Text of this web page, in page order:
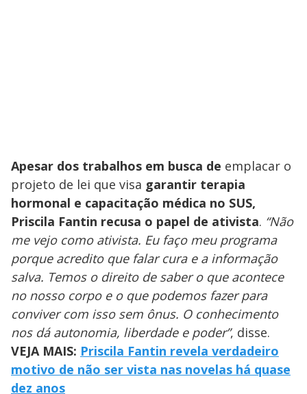
Apesar dos trabalhos em busca de emplacar o
projeto de lei que visa garantir terapia
hormonal e capacitação médica no SUS,
Priscila Fantin recusa o papel de ativista. “Não
me vejo como ativista. Eu faço meu programa
porque acredito que falar cura e a informação
salva. Temos o direito de saber o que acontece
no nosso corpo e o que podemos fazer para
conviver com isso sem ônus. O conhecimento
nos dá autonomia, liberdade e poder”, disse.
VEJA MAIS: Priscila Fantin revela verdadeiro
motivo de não ser vista nas novelas há quase
dez anos